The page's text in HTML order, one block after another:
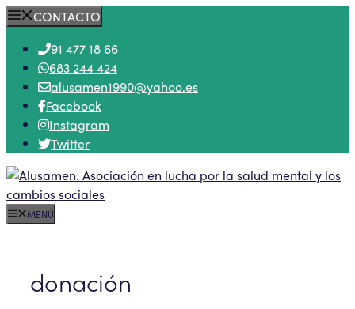
Saltar
contenido
CONTACTO
91 477 18 66
683 244 424
alusamen1990@yahoo.es
Facebook
Instagram
Twitter
MENÚ
donación